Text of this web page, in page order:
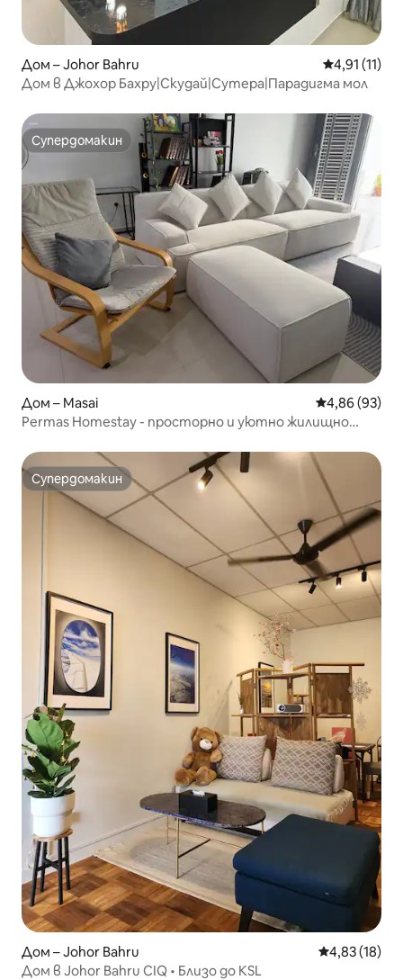
Дом – Johor Bahru Средна
4,91 (11)
Дом в Джохор Бахру|Скудай|Сутера|Парадигма мол
Супердомакин
Супердомакин
Дом – Masai Средна
4,86 (93)
Permas Homestay - просторно и уютно жилищно
Супердомакин
Супердомакин
Дом – Johor Bahru Средна
4,83 (18)
Дом в Johor Bahru CIQ • Близо до KSL